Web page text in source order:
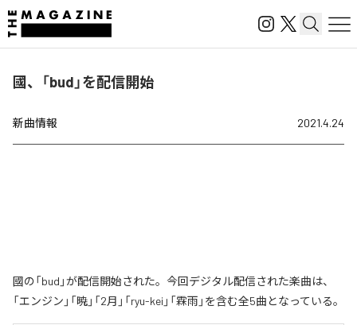
國、「bud」を配信開始
新曲情報 2021.4.24
國の「bud」が配信開始された。今回デジタル配信された楽曲は、
「エンジン」「暁」「2月」「ryu-kei」「霖雨」を含む全5曲となっている。